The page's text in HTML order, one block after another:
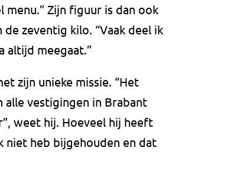
Zijn figuur is dan ook
zeventig kilo. “Vaak deel ik
altijd meegaat.”
zijn unieke missie. “Het
vestigingen in Brabant
weet hij. Hoeveel hij heeft
niet heb bijgehouden en dat